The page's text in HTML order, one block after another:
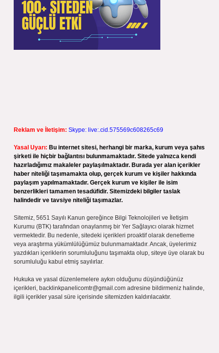
Reklam ve İletişim: Skype: live:.cid.575569c608265c69
Yasal Uyarı: Bu internet sitesi, herhangi bir marka, kurum veya şahıs
şirketi ile hiçbir bağlantısı bulunmamaktadır. Sitede yalnızca kendi
hazırladığımız makaleler paylaşılmaktadır. Burada yer alan içerikler
haber niteliği taşımamakta olup, gerçek kurum ve kişiler hakkında
paylaşım yapılmamaktadır. Gerçek kurum ve kişiler ile isim
benzerlikleri tamamen tesadüfidir. Sitemizdeki bilgiler taslak
halindedir ve tavsiye niteliği taşımazlar.
Sitemiz, 5651 Sayılı Kanun gereğince Bilgi Teknolojileri ve İletişim
Kurumu (BTK) tarafından onaylanmış bir Yer Sağlayıcı olarak hizmet
vermektedir. Bu nedenle, sitedeki içerikleri proaktif olarak denetleme
veya araştırma yükümlülüğümüz bulunmamaktadır. Ancak, üyelerimiz
yazdıkları içeriklerin sorumluluğunu taşımakta olup, siteye üye olarak bu
sorumluluğu kabul etmiş sayılırlar.
Hukuka ve yasal düzenlemelere aykırı olduğunu düşündüğünüz
içerikleri, backlinkpanelicomtr@gmail.com adresine bildirmeniz halinde,
ilgili içerikler yasal süre içerisinde sitemizden kaldırılacaktır.